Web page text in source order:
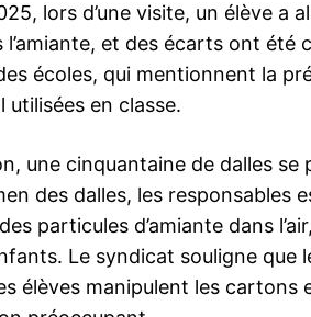
lors d’une visite, un élève a
l’amiante, et des écarts ont été
écoles, qui mentionnent la
utilisées en classe.
une cinquantaine de dalles
des dalles, les
particules d’amiante dans
Le syndicat souligne que
élèves manipulent les